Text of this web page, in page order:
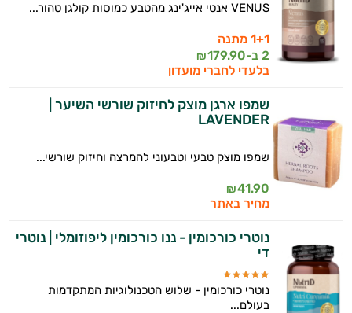
VENUS אנטי אייג'ינג מהטבע כמוסות קולגן טהור...
1+1 מתנה
2 ב-
179.90
₪
בלעדי לחברי מועדון
שמפו ארגן מוצק לחיזוק שורשי השיער |
LAVENDER
שמפו מוצק טבעי וטבעוני להמרצה וחיזוק שורשי...
41.90
₪
מחיר באתר
נוטרי כורכומין - ננו כורכומין ליפוזומלי | נוטרי
די
נוטרי כורכומין - שלוש הטכנולוגיות המתקדמות
בעולם...